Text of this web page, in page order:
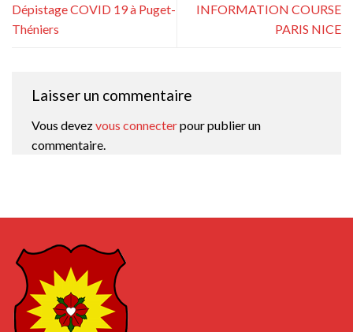
Dépistage COVID 19 à Puget-
Théniers
INFORMATION COURSE
PARIS NICE
Laisser un commentaire
Vous devezvous connecterpour publier un
commentaire.